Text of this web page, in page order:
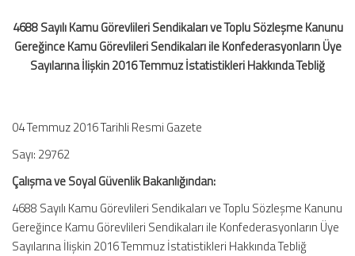
Sayılarına
İlişkin
2016
Tebliğ
4688 Sayılı Kamu Görevlileri Sendikaları ve Toplu Sözleşme Kanunu
Gereğince Kamu Görevlileri Sendikaları ile Konfederasyonların Üye
Sayılarına İlişkin 2016 Temmuz İstatistikleri Hakkında Tebliğ
04 Temmuz 2016 Tarihli Resmi Gazete
Sayı: 29762
Çalışma ve Soyal Güvenlik Bakanlığından:
4688 Sayılı Kamu Görevlileri Sendikaları ve Toplu Sözleşme Kanunu
Gereğince Kamu Görevlileri Sendikaları ile Konfederasyonların Üye
Sayılarına İlişkin 2016 Temmuz İstatistikleri Hakkında Tebliğ